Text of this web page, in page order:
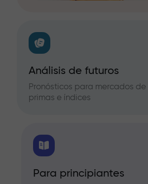
Análisis de futuros
Pronósticos para mercados
primas e índices
Para principiantes